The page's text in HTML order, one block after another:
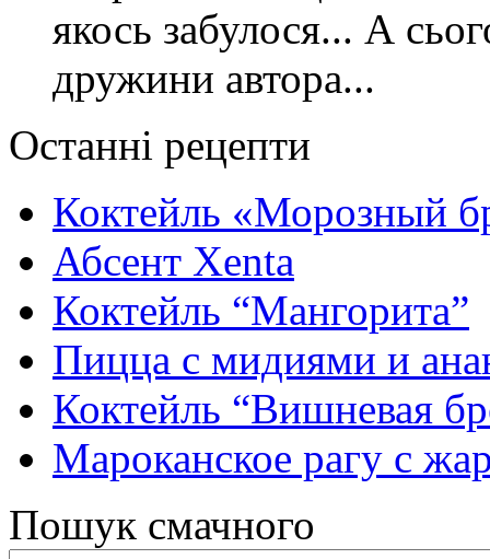
якось забулося... А
дружини автора...
Останні рецепти
Коктейль «Морозный
Абсент Xenta
Коктейль “Мангорита”
Пицца с мидиями и
Коктейль “Вишневая
Мароканское рагу с
Пошук смачного